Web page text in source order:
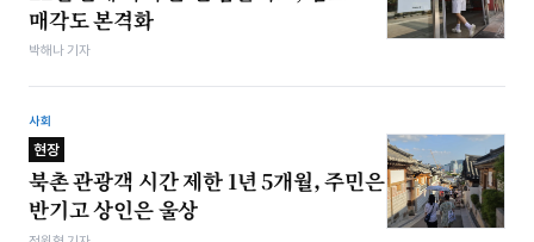
매각도 본격화
박해나 기자
사회
현장
북촌 관광객 시간 제한 1년 5개월, 주민은
반기고 상인은 울상